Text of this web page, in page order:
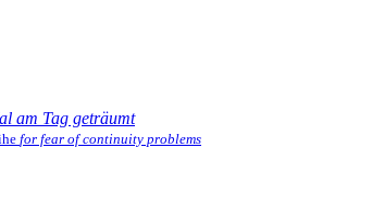
am Tag geträumt
for fear of continuity problems